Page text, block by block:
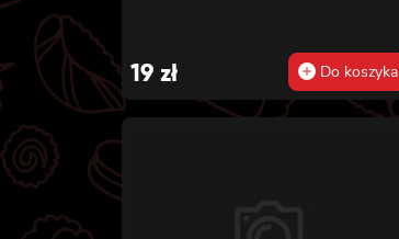
19 zł Do koszyka